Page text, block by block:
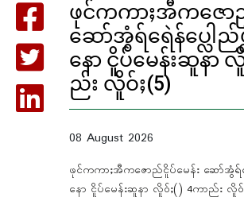
ဖုင်ကကာႈအီကဇော
ဆော်အွံရ်ရေဲန်ပ္လေါည်
နော ငိူပ်မေန်းဆူနာ
ည်း လိူဝ်ႈ(5)
08 August 2026
ဖုင်ကကာႈအီကဇောည်ငိူပ်မေန်း ဆော်အွံရ်ရ
နော ငိူပ်မေန်းဆူနာ လိူဝ်ႈ() 4ကာည်း လိူဝ်